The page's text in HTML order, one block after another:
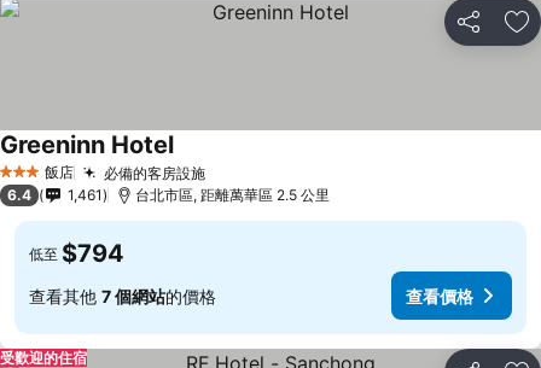
分享 加
3 星級 飯店 必備的客房設施
Greeninn Hotel
6.4 1,461 台北市區, 距離萬華區 2.5 公里
低至 $794
查看其他 7 個網站的價格 查看價格
受歡迎的住宿